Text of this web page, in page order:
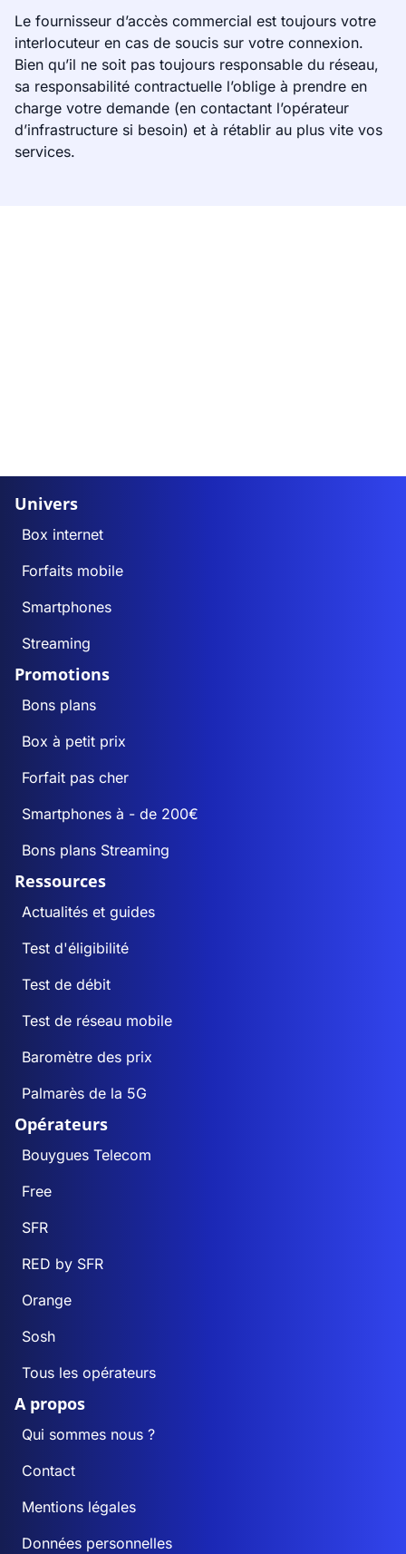
Le fournisseur d’accès commercial est toujours votre
interlocuteur en cas de soucis sur votre connexion.
Bien qu’il ne soit pas toujours responsable du réseau,
sa responsabilité contractuelle l’oblige à prendre en
charge votre demande (en contactant l’opérateur
d’infrastructure si besoin) et à rétablir au plus vite vos
services.
Univers
Box internet
Forfaits mobile
Smartphones
Streaming
Promotions
Bons plans
Box à petit prix
Forfait pas cher
Smartphones à - de 200€
Bons plans Streaming
Ressources
Actualités et guides
Test d'éligibilité
Test de débit
Test de réseau mobile
Baromètre des prix
Palmarès de la 5G
Opérateurs
Bouygues Telecom
Free
SFR
RED by SFR
Orange
Sosh
Tous les opérateurs
A propos
Qui sommes nous ?
Contact
Mentions légales
Données personnelles